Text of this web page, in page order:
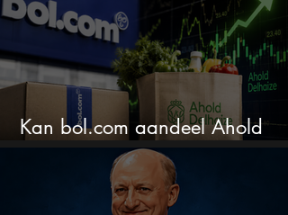
Kan bol.com aandeel Ahold
nieuw leven inblazen?